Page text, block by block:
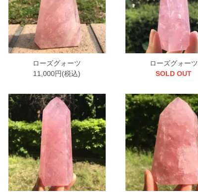
ローズグォーツ
11,000円(税込)
ローズグォーツ
SOLD OUT